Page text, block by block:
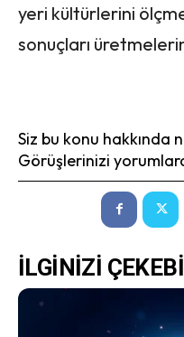
yeri kültürlerini
sonuçları
Siz bu konu hakkında
Görüşlerinizi